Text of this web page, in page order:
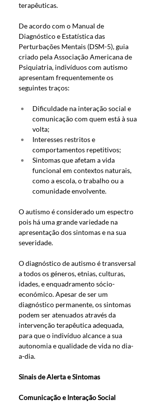
terapêuticas.
De acordo com o Manual de
Diagnóstico e Estatística das
Perturbações Mentais (DSM-5), guia
criado pela Associação Americana de
Psiquiatria, indivíduos com autismo
apresentam frequentemente os
seguintes traços:
Dificuldade na interação social e
comunicação com quem está à sua
volta;
Interesses restritos e
comportamentos repetitivos;
Sintomas que afetam a vida
funcional em contextos naturais,
como a escola, o trabalho ou a
comunidade envolvente.
O autismo é considerado um espectro
pois há uma grande variedade na
apresentação dos sintomas e na sua
severidade.
O diagnóstico de autismo é transversal
a todos os géneros, etnias, culturas,
idades, e enquadramento sócio-
económico. Apesar de ser um
diagnóstico permanente, os sintomas
podem ser atenuados através da
intervenção terapêutica adequada,
para que o indivíduo alcance a sua
autonomia e qualidade de vida no dia-
a-dia.
Sinais de Alerta e Sintomas
Comunicação e Interação Social